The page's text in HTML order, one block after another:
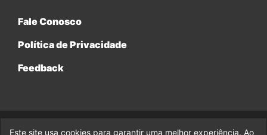
Fale Conosco
Política de Privacidade
Feedback
© 2017-2026 Legado da Marvel, uma empresa da Legado
Este site usa cookies para garantir uma melhor experiência. Ao